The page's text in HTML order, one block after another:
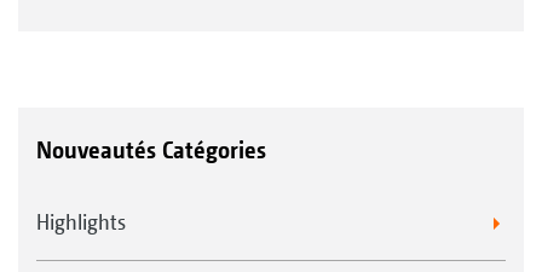
Nouveautés Catégories
Highlights